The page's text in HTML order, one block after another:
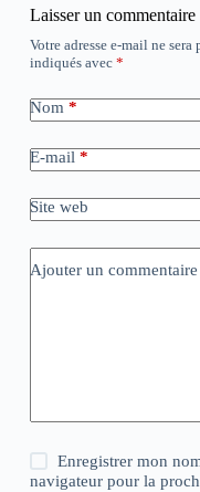
Laisser un commentaire
Votre adresse e-mail ne sera
indiqués avec *
Nom *
E-mail *
Site web
Ajouter un commentaire
Enregistrer mon
navigateur pour la